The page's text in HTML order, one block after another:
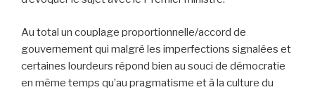
Au total un couplage proportionnelle/accord de
gouvernement qui malgré les imperfections signalées et
certaines lourdeurs répond bien au souci de démocratie
en même temps qu’au pragmatisme et à la culture du